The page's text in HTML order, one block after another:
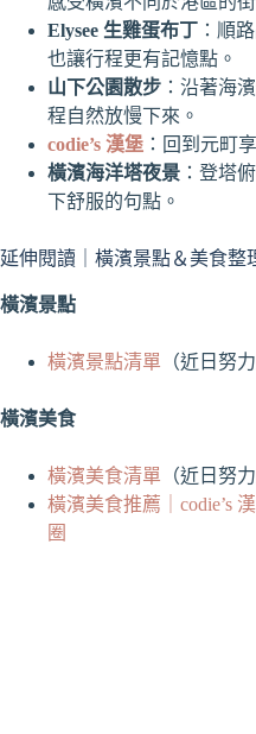
Elysee 生雞蛋布丁 ：順
也讓行程更有記憶點。
山下公園散步 ：沿著海
程自然放慢下來。
codie’s 漢堡 ：回到元町
橫濱海洋塔夜景 ：登塔
下舒服的句點。
延伸閱讀｜橫濱景點＆美食整
橫濱景點
橫濱景點清單 （近日努
橫濱美食
橫濱美食清單 （近日努
橫濱美食推薦｜codie’s
圈